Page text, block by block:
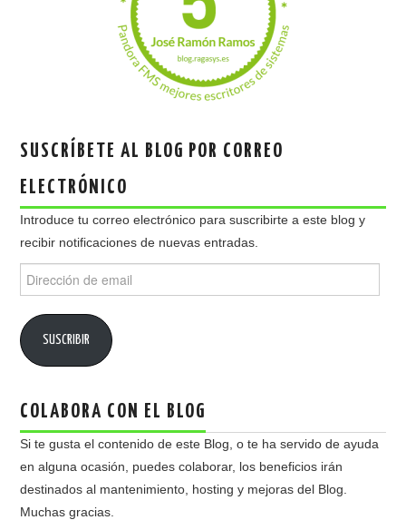
SUSCRÍBETE AL BLOG POR CORREO
ELECTRÓNICO
Introduce tu correo electrónico para suscribirte a este blog y
recibir notificaciones de nuevas entradas.
Dirección
de
SUSCRIBIR
COLABORA CON EL BLOG
Si te gusta el contenido de este Blog, o te ha servido de ayuda
en alguna ocasión, puedes colaborar, los beneficios irán
destinados al mantenimiento, hosting y mejoras del Blog.
Muchas gracias.